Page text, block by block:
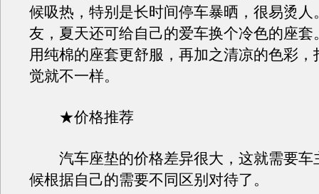
候吸热，特别是长时间停车暴晒，很易烫人
友，夏天还可给自己的爱车换个冷色的座套
用纯棉的座套更舒服，再加之清凉的色彩，
觉就不一样。
★价格推荐
汽车座垫的价格差异很大，这就需要车
候根据自己的需要不同区别对待了。